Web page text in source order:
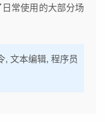
常使用的大部分场
, 文本编辑, 程序员